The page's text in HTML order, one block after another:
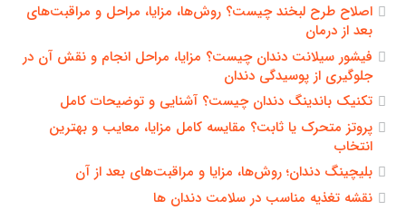
اصلاح طرح لبخند چیست؟ روش‌ها، مزایا، مراحل و مراقبت‌های
بعد از درمان
فیشور سیلانت دندان چیست؟ مزایا، مراحل انجام و نقش آن در
جلوگیری از پوسیدگی دندان
تکنیک باندینگ دندان چیست؟ آشنایی و توضیحات کامل
پروتز متحرک یا ثابت؟ مقایسه کامل مزایا، معایب و بهترین
انتخاب
بلیچینگ دندان؛ روش‌ها، مزایا و مراقبت‌های بعد از آن
نقشه تغذیه مناسب در سلامت دندان ها